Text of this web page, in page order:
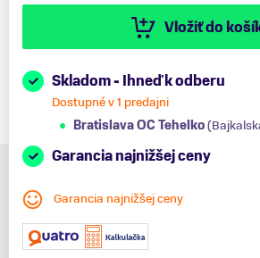
Vložiť do
Skladom - Ihneď k odberu
Dostupné v 1 predajni
Bratislava OC Tehelko
Garancia najnižšej ceny
Garancia najnižšej ceny